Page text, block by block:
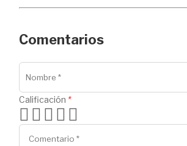
Comentarios
Calificación *